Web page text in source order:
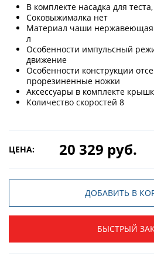
В комплекте насадка для
Соковыжималка нет
Материал чаши нержавеющая
л
Особенности импульсный
движение
Особенности конструкции
прорезиненные ножки
Аксессуары в комплекте
Количество скоростей 8
ЦЕНА: 20 329 руб.
ДОБАВИТЬ В
БЫСТРЫЙ